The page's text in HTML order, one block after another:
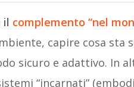
il complemento “nel
capire cosa sta
sicuro e adattivo. In
“incarnati”